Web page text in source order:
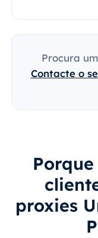
Procura
Contacte o
proxies